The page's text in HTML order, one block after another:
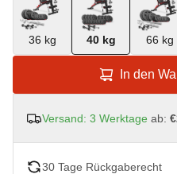
36 kg 40 kg 66 kg
In den
Versand: 3 Werktage ab:
30 Tage Rückgaberecht